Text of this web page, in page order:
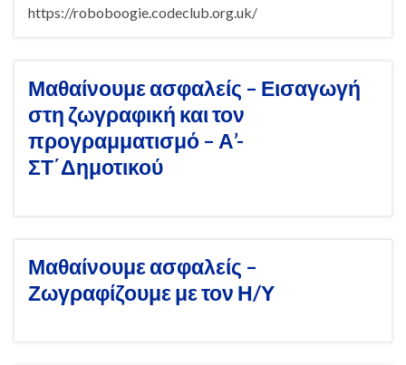
https://roboboogie.codeclub.org.uk/
Μαθαίνουμε ασφαλείς – Εισαγωγή
στη ζωγραφική και τον
προγραμματισμό – Α’-
ΣΤ΄Δημοτικού
Μαθαίνουμε ασφαλείς –
Ζωγραφίζουμε με τον Η/Υ